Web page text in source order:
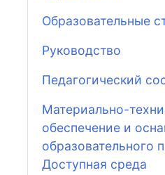
Образовательные
Руководство
Педагогический
Материально-
обеспечение и
образовательного
Доступная среда